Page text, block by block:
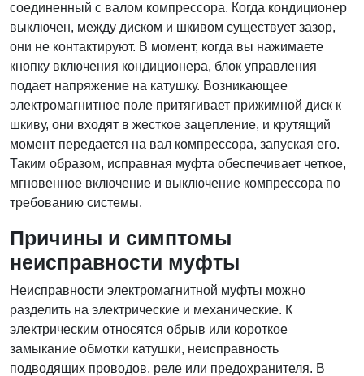
соединенный с валом компрессора. Когда кондиционер
выключен, между диском и шкивом существует зазор,
они не контактируют. В момент, когда вы нажимаете
кнопку включения кондиционера, блок управления
подает напряжение на катушку. Возникающее
электромагнитное поле притягивает прижимной диск к
шкиву, они входят в жесткое зацепление, и крутящий
момент передается на вал компрессора, запуская его.
Таким образом, исправная муфта обеспечивает четкое,
мгновенное включение и выключение компрессора по
требованию системы.
Причины и симптомы
неисправности муфты
Неисправности электромагнитной муфты можно
разделить на электрические и механические. К
электрическим относятся обрыв или короткое
замыкание обмотки катушки, неисправность
подводящих проводов, реле или предохранителя. В